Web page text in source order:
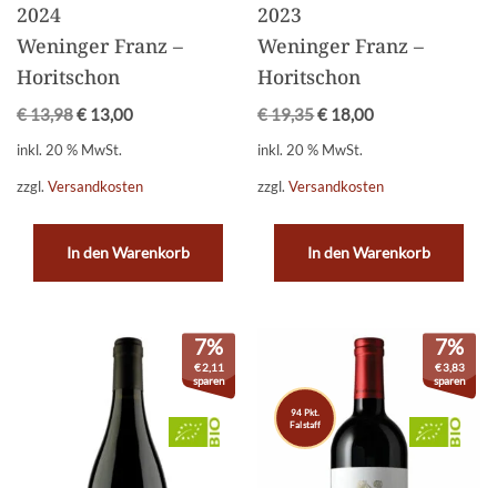
2024
Weninger Franz –
Horitschon
€13,98€ 13,00
inkl. 20 % MwSt.
zzgl. Versandkosten
In den Warenkorb
2023
Weninger Franz –
Horitschon
€19,35€ 18,00
inkl. 20 % MwSt.
zzgl.Versandkosten
In den Warenkorb
7%
€2,11
sparen
94 Pkt.
Falstaff
7%
€3,83
sparen